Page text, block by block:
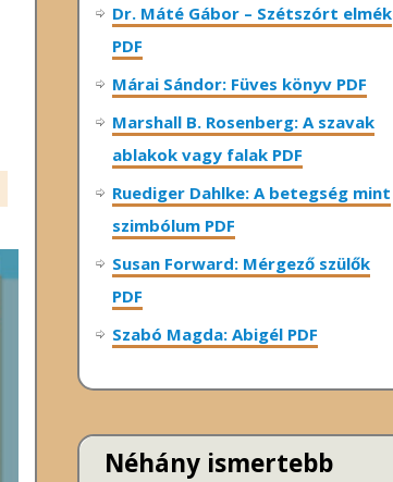
Dr. Máté Gábor – Szétszórt elmék
PDF
Márai Sándor: Füves könyv PDF
Marshall B. Rosenberg: A szavak
ablakok vagy falak PDF
Ruediger Dahlke: A betegség mint
szimbólum PDF
Susan Forward: Mérgező szülők
PDF
Szabó Magda: Abigél PDF
Néhány ismertebb